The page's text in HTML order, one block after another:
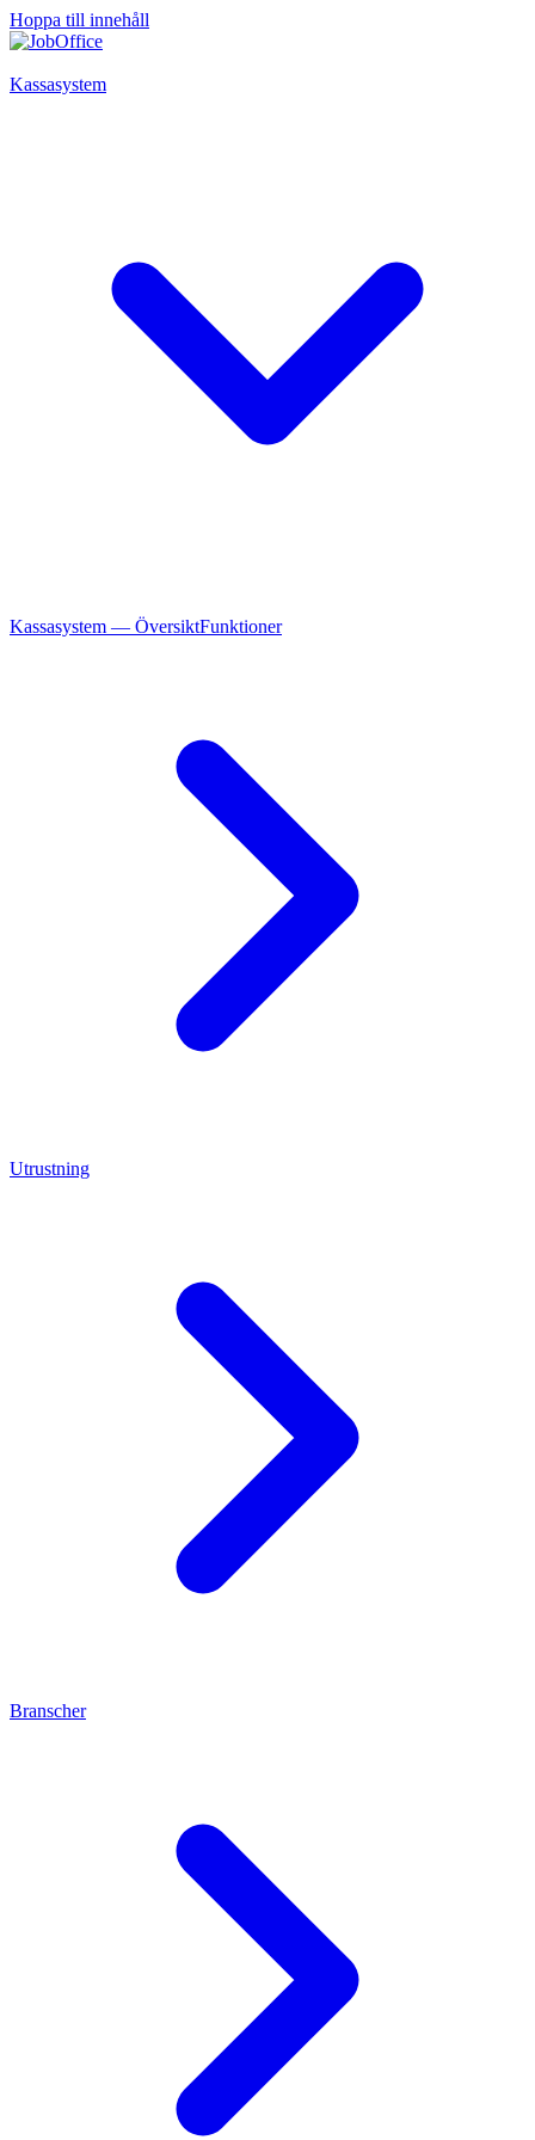
Hoppa till innehåll
Kassasystem
Kassasystem — ÖversiktFunktioner
Utrustning
Branscher